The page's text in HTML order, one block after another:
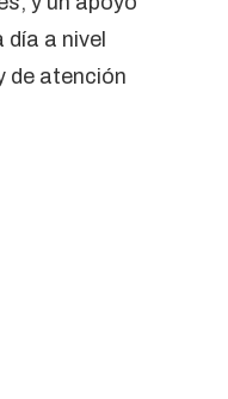
día a nivel
de atención